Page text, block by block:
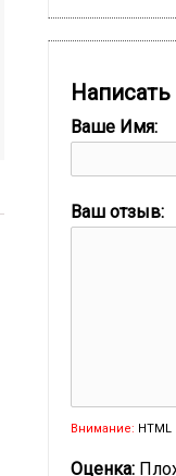
Ваше Имя:
Ваш отзыв:
Внимание:
Оценка: